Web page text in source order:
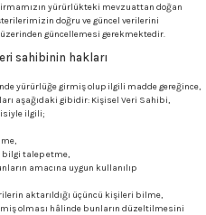
yürürlükteki mevzuattan doğan
doğru ve güncel verilerini
güncellemesi gerekmektedir.
sahibinin hakları
yürürlüğe girmiş olup ilgili madde gereğince,
aşağıdaki gibidir: Kişisel Veri Sahibi,
ilgili;
talep etme,
amacına uygun kullanılıp
aktarıldığı üçüncü kişileri bilme,
olması hâlinde bunların düzeltilmesini